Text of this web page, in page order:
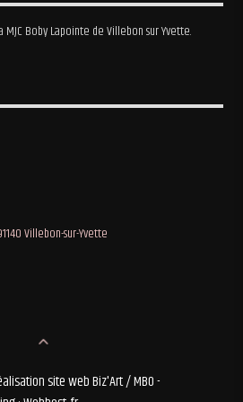
Boby Lapointe de Villebon sur Yvette.
Villebon-sur-Yvette
site web Biz'Art / MBO -